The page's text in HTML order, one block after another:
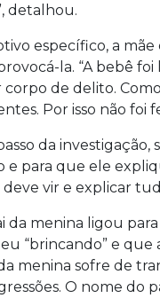
detalhou.
específico, a mãe
la. “A bebê
de delito.
Por isso não
da
para que ele
deve vir e explicar
da menina ligou para
“brincando” e que
menina sofre de
O nome do